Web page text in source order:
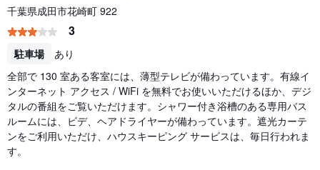
千葉県成田市花崎町 922
3
駐車場
あり
全部で 130 室ある客室には、薄型テレビが備わっています。有線イ
ンターネット アクセス / WiFi を無料でお使いいただけるほか、デジ
タルの番組をご覧いただけます。シャワー付き浴槽のある専用バス
ルームには、ビデ、ヘアドライヤーが備わっています。遮光カーテ
ンをご利用いただけ、ハウスキーピング サービスは、毎日行われま
す。